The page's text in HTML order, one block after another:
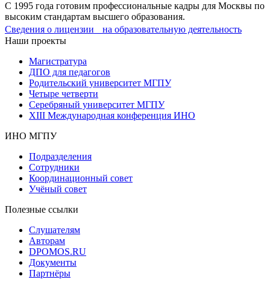
С 1995 года готовим профессиональные кадры для Москвы по
высоким стандартам высшего образования.
Сведения о лицензии на образовательную деятельность
Наши проекты
Магистратура
ДПО для педагогов
Родительский университет МГПУ
Четыре четверти
Серебряный университет МГПУ
XIII Международная конференция ИНО
ИНО МГПУ
Подразделения
Сотрудники
Координационный совет
Учёный совет
Полезные ссылки
Слушателям
Авторам
DPOMOS.RU
Документы
Партнёры